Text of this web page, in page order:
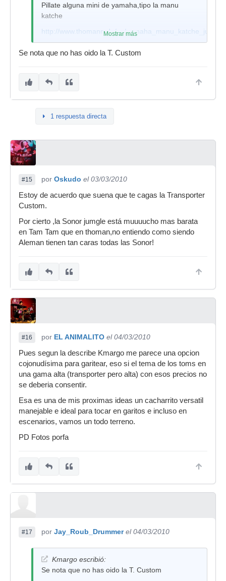
Pillate alguna mini de yamaha,tipo la manu
katche
http://www.thomann.de/es/
compres una que no sea la transporter.
que solo usa el bombo pa tenerlo en el local
(bombo de la santafe,y timbales y caja de una
resumen:
mi consejo es que ahorres un poco mas y te
pilles una manu katche o algo superior.
A mi me aconsejaron en su dia lo mismo que te
estoy diciendo y no hice caso..
Mostrar más
Se nota que no has oido la T. Custom
1 respuesta directa
#15 por Oskudo el 03/03/2010
Estoy de acuerdo que suena que te cagas la Transporter
Custom.
Por cierto ,la Sonor jumgle está muuuucho mas barata
en Tam Tam que en thoman,no entiendo como siendo
Aleman tienen tan caras todas las Sonor!
#16 por EL ANIMALITO el 04/03/2010
Pues segun la describe Kmargo me parece una opcion
cojonudísima para garitear, eso si el tema de los toms en
una gama alta (transporter pero alta) con esos precios no
se deberia consentir.
Esa es una de mis proximas ideas un cacharrito versatil
manejable e ideal para tocar en garitos e incluso en
escenarios, vamos un todo terreno.
PD Fotos porfa
#17 por Jay_Roub_Drummer el 04/03/2010
Kmargo escribió:
Se nota que no has oido la T. Custom